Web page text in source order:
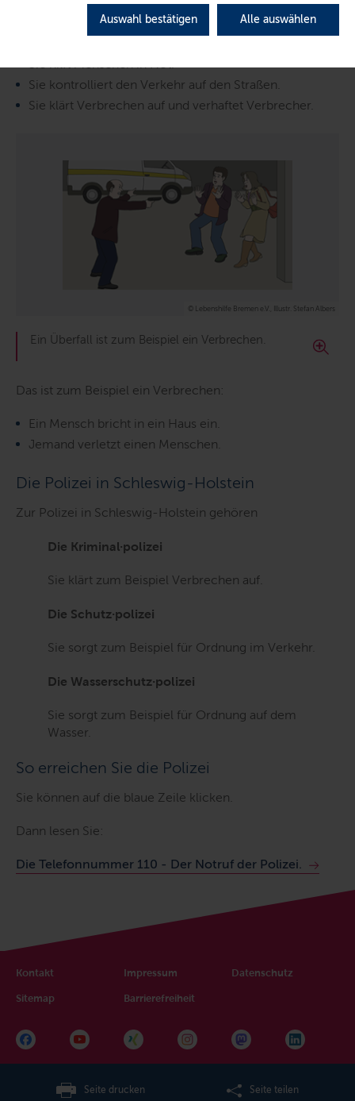
Auswahl bestätigen Alle auswählen
Sie hilft Menschen in Not.
Sie kontrolliert den Verkehr auf den Straßen.
Sie klärt Verbrechen auf und verhaftet Verbrecher.
© Lebenshilfe Bremen e.V., Illustr. Stefan Albers
Ein Überfall ist zum Beispiel ein Verbrechen.
Das ist zum Beispiel ein Verbrechen:
Ein Mensch bricht in ein Haus ein.
Jemand verletzt einen Menschen.
Die Polizei in Schleswig-Holstein
Zur Polizei in Schleswig-Holstein gehören
Die Kriminal·polizei
Sie klärt zum Beispiel Verbrechen auf.
Die Schutz·polizei
Sie sorgt zum Beispiel für Ordnung im Verkehr.
Die Wasserschutz·polizei
Sie sorgt zum Beispiel für Ordnung auf dem
Wasser.
So erreichen Sie die Polizei
Sie können auf die blaue Zeile klicken.
Dann lesen Sie:
Die Telefonnummer 110 - Der Notruf der Polizei.
Kontakt Impressum Datenschutz
Sitemap Barrierefreiheit
Seite drucken Seite teilen